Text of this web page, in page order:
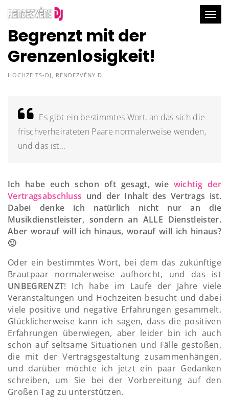
Begrenzt mit der
Grenzenlosigkeit!
HOCHZEITS-DJ , RENDEZVÉNY DJ
Es gibt ein bestimmtes Wort, an das sich die
frischverheirateten Paare normalerweise wenden,
und das ist...
Ich habe euch schon oft gesagt, wie wichtig der
Vertragsabschluss und der Inhalt des Vertrags ist.
Dabei denke ich natürlich nicht nur an die
Musikdienstleister, sondern an ALLE Dienstleister.
Aber worauf will ich hinaus, worauf will ich hinaus?
🙂
Oder ein bestimmtes Wort, bei dem das zukünftige
Brautpaar normalerweise aufhorcht, und das ist
UNBEGRENZT! Ich habe im Laufe der Jahre viele
Veranstaltungen und Hochzeiten besucht und dabei
viele positive und negative Erfahrungen gesammelt.
Glücklicherweise kann ich sagen, dass die positiven
Erfahrungen überwiegen, aber leider bin ich auch
schon auf seltsame Situationen und Fälle gestoßen,
die mit der Vertragsgestaltung zusammenhängen,
und darüber möchte ich jetzt ein paar Gedanken
schreiben, um Sie bei der Vorbereitung auf den
Großen Tag zu unterstützen.